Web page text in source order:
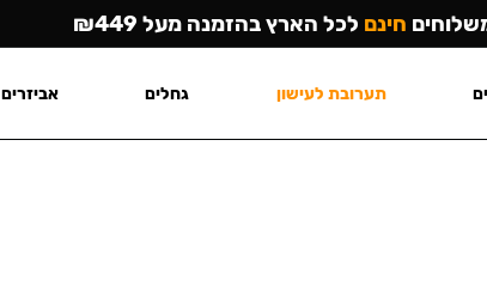
חינם לכל הארץ בהזמנה מעל ₪449
תערובת לעישון גחלים אביזרים